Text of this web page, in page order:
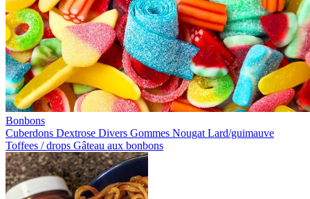
Bonbons
Cuberdons Dextrose Divers Gommes Nougat Lard/guimauve
Toffees / drops Gâteau aux bonbons